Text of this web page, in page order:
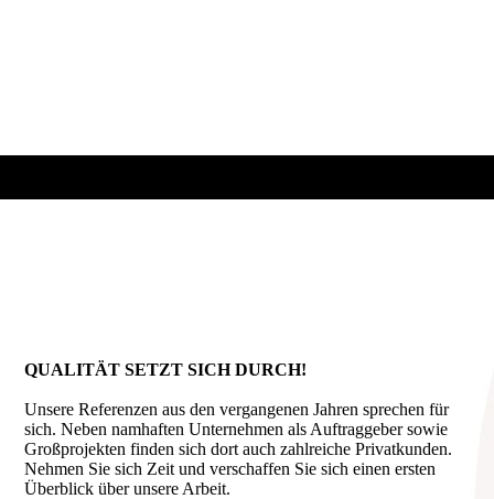
QUALITÄT SETZT SICH DURCH!
Unsere Referenzen aus den vergangenen Jahren sprechen für
sich. Neben namhaften Unternehmen als Auftraggeber sowie
Groß­projekten finden sich dort auch zahlreiche Privatkunden.
Nehmen Sie sich Zeit und verschaffen Sie sich einen ersten
Überblick über unsere Arbeit.